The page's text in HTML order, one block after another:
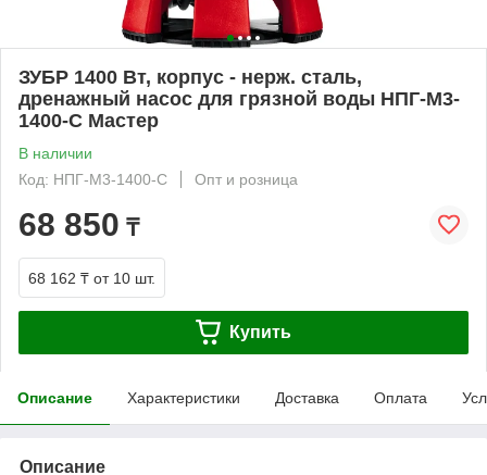
ЗУБР 1400 Вт, корпус - нерж. сталь,
дренажный насос для грязной воды НПГ-М3-
1400-С Мастер
В наличии
Код: НПГ-М3-1400-С
Опт и розница
68 850 ₸
68 162 ₸ от 10 шт.
Купить
Описание Характеристики Доставка Оплата
Описание